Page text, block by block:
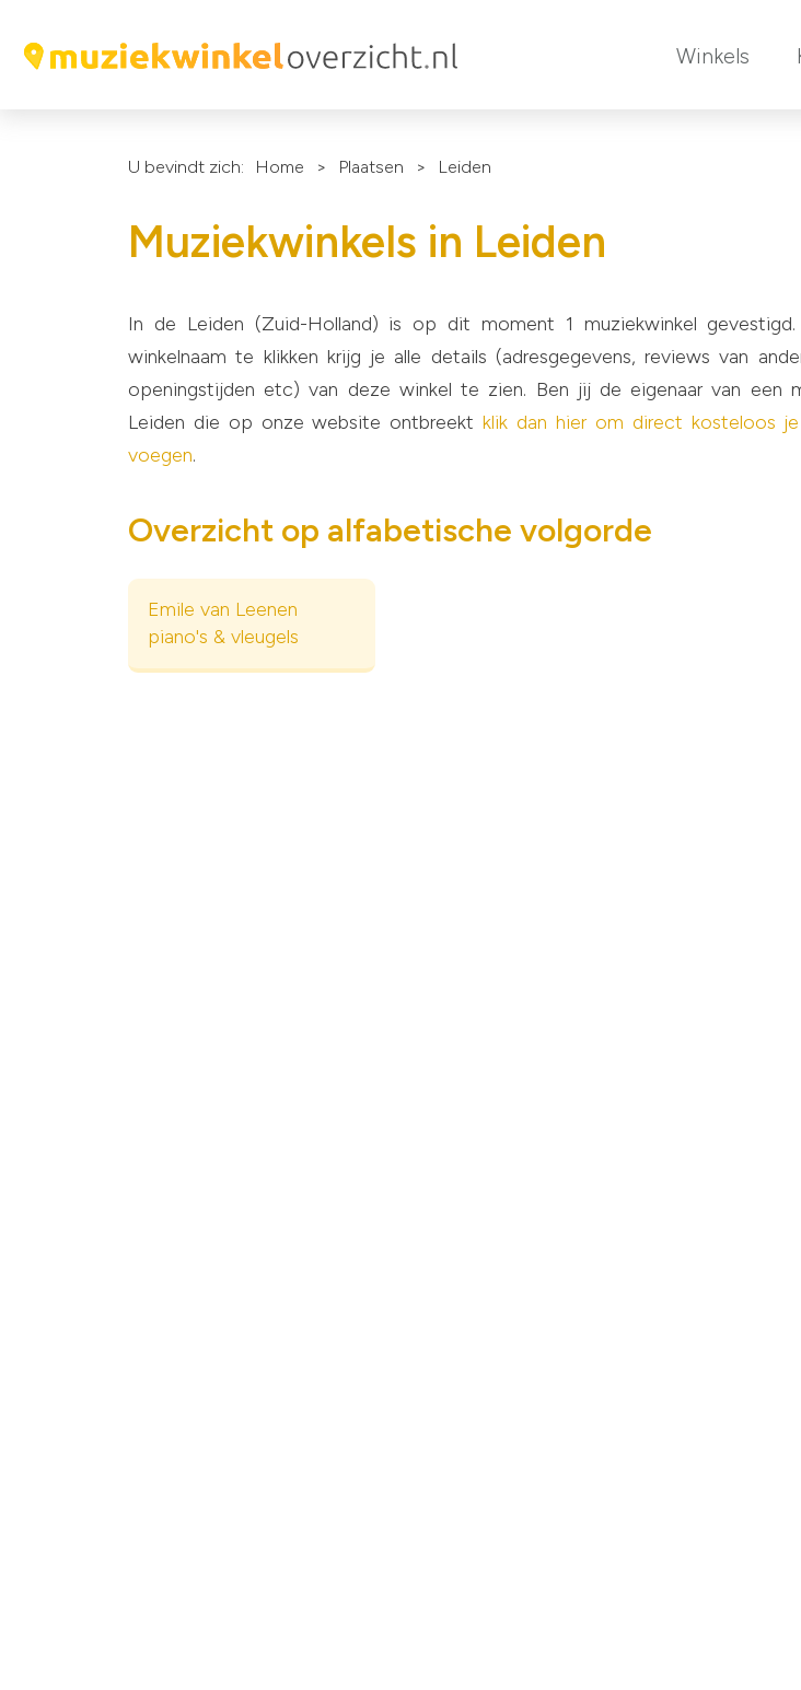
Winkels
U bevindt zich: Home > Plaatsen > Leiden
Muziekwinkels in Leiden
In de Leiden (Zuid-Holland) is op dit moment 1 muziekwinkel
winkelnaam te klikken krijg je alle details (adresgegevens, reviews van
openingstijden etc) van deze winkel te zien. Ben jij de eigenaar van een
Leiden die op onze website ontbreektklik dan hier om direct kosteloos
voegen.
Overzicht op alfabetische volgorde
Emile van Leenen
piano's & vleugels